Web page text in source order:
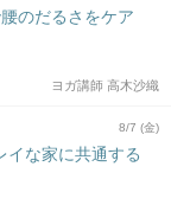
のだるさをケア
ヨガ講師 高木沙織
8/7 (金)
イな家に共通する